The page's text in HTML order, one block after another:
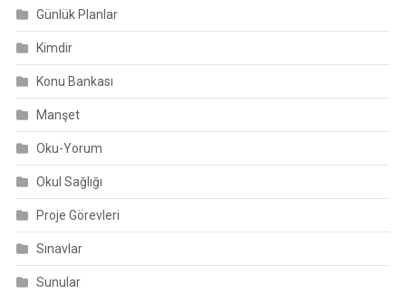
Günlük Planlar
Kimdir
Konu Bankası
Manşet
Oku-Yorum
Okul Sağlığı
Proje Görevleri
Sınavlar
Sunular